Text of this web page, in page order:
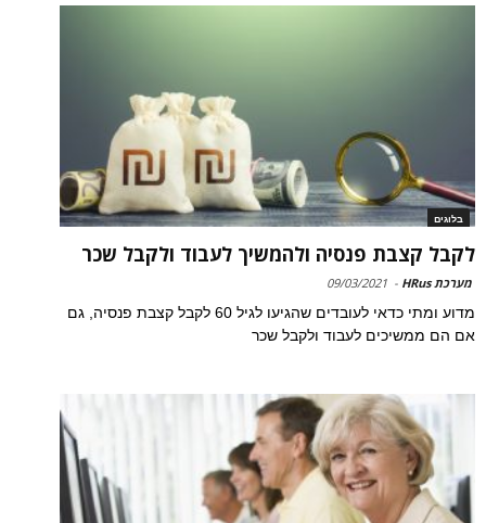
בלוגים
לקבל קצבת פנסיה ולהמשיך לעבוד ולקבל שכר
מערכת HRus -
09/03/2021
מדוע ומתי כדאי לעובדים שהגיעו לגיל 60 לקבל קצבת פנסיה, גם
אם הם ממשיכים לעבוד ולקבל שכר